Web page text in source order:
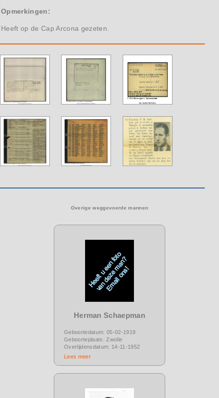
Opmerkingen:
Heeft op de Cap Arcona gezeten.
Overige weggevoerde mannen
Herman Schaepman
Geboortedatum: 05-02-1919
Geboorteplaats: Zwolle
Overlijdensdatum: 14-11-1952
Lees meer